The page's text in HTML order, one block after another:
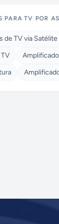
PARA TV POR
de TV via Satélite